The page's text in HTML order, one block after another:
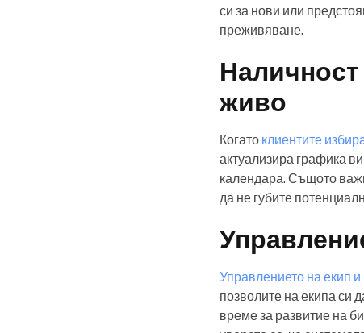
си за нови или
преживяване.
живо
Когато клиентите
актуализира графика
календара. Същото
да не губите
Управлението на екип
позволите на екипа си
време за развитие на